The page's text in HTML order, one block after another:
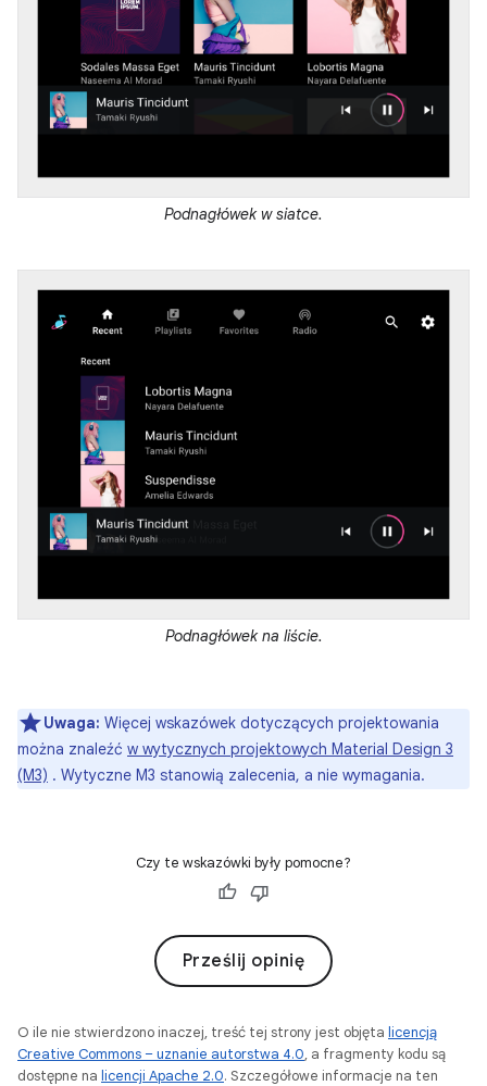
Podnagłówek w siatce.
Podnagłówek na liście.
Uwaga: Więcej wskazówek dotyczących projektowania
można znaleźć w wytycznych projektowych Material Design 3
(M3) . Wytyczne M3 stanowią zalecenia, a nie wymagania.
Czy te wskazówki były pomocne?
Prześlij opinię
O ile nie stwierdzono inaczej, treść tej strony jest objęta licencją
Creative Commons – uznanie autorstwa 4.0, a fragmenty kodu są
dostępne na licencji Apache 2.0. Szczegółowe informacje na ten